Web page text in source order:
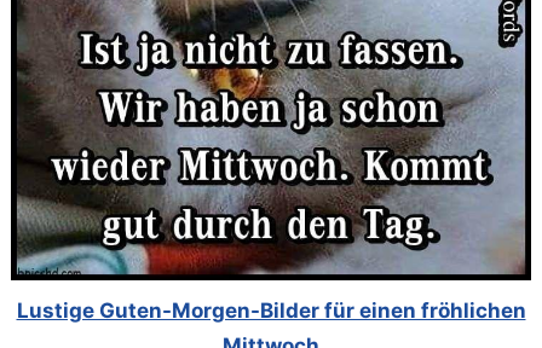
Lustige Guten-Morgen-Bilder für einen fröhlichen